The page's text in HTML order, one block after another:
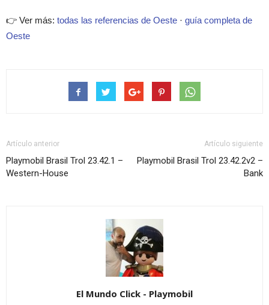
👉 Ver más: todas las referencias de Oeste · guía completa de
Oeste
Artículo anterior
Playmobil Brasil Trol 23.42.1 –
Western-House
Artículo siguiente
Playmobil Brasil Trol 23.42.2v2 –
Bank
El Mundo Click - Playmobil